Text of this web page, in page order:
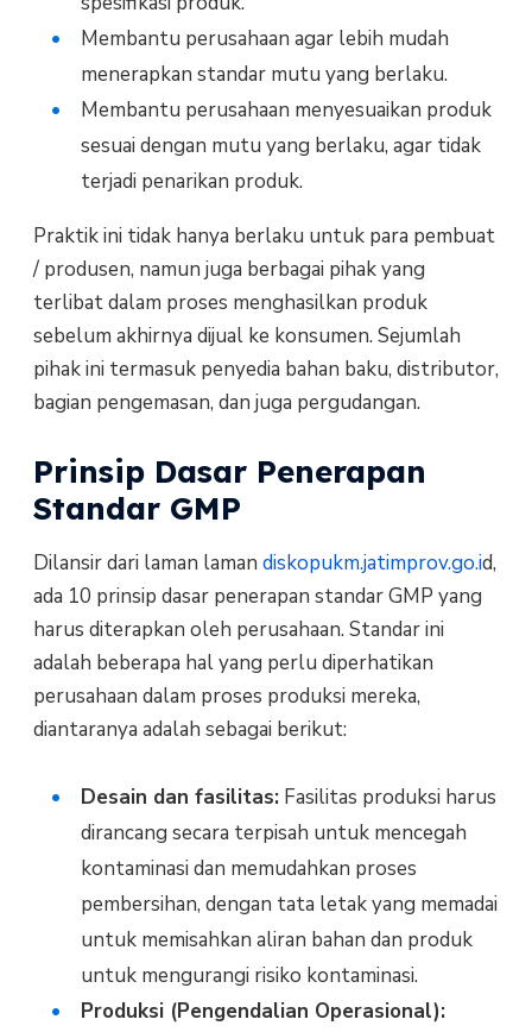
Membantu perusahaan agar lebih mudah
menerapkan standar mutu yang berlaku.
Membantu perusahaan menyesuaikan produk
sesuai dengan mutu yang berlaku, agar tidak
terjadi penarikan produk.
Praktik ini tidak hanya berlaku untuk para pembuat
/ produsen, namun juga berbagai pihak yang
terlibat dalam proses menghasilkan produk
sebelum akhirnya dijual ke konsumen. Sejumlah
pihak ini termasuk penyedia bahan baku, distributor,
bagian pengemasan, dan juga pergudangan.
Prinsip Dasar Penerapan
Standar GMP
Dilansir dari laman laman diskopukm.jatimprov.go.id,
ada 10 prinsip dasar penerapan standar GMP yang
harus diterapkan oleh perusahaan. Standar ini
adalah beberapa hal yang perlu diperhatikan
perusahaan dalam proses produksi mereka,
diantaranya adalah sebagai berikut:
Desain dan fasilitas:Fasilitas produksi harus
dirancang secara terpisah untuk mencegah
kontaminasi dan memudahkan proses
pembersihan, dengan tata letak yang memadai
untuk memisahkan aliran bahan dan produk
untuk mengurangi risiko kontaminasi.
Produksi (Pengendalian Operasional):